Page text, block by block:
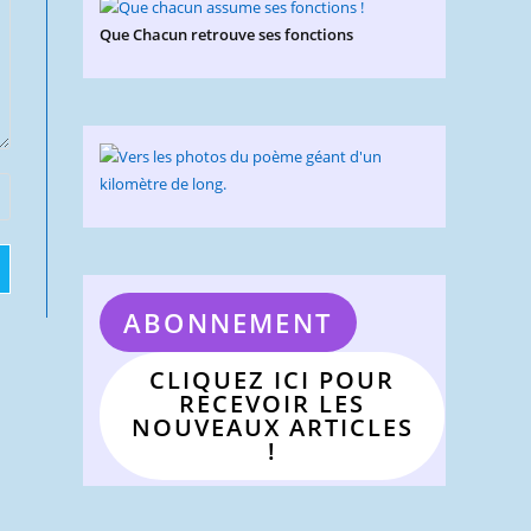
Que Chacun retrouve ses fonctions
ABONNEMENT
CLIQUEZ ICI POUR
RECEVOIR LES
NOUVEAUX ARTICLES
!